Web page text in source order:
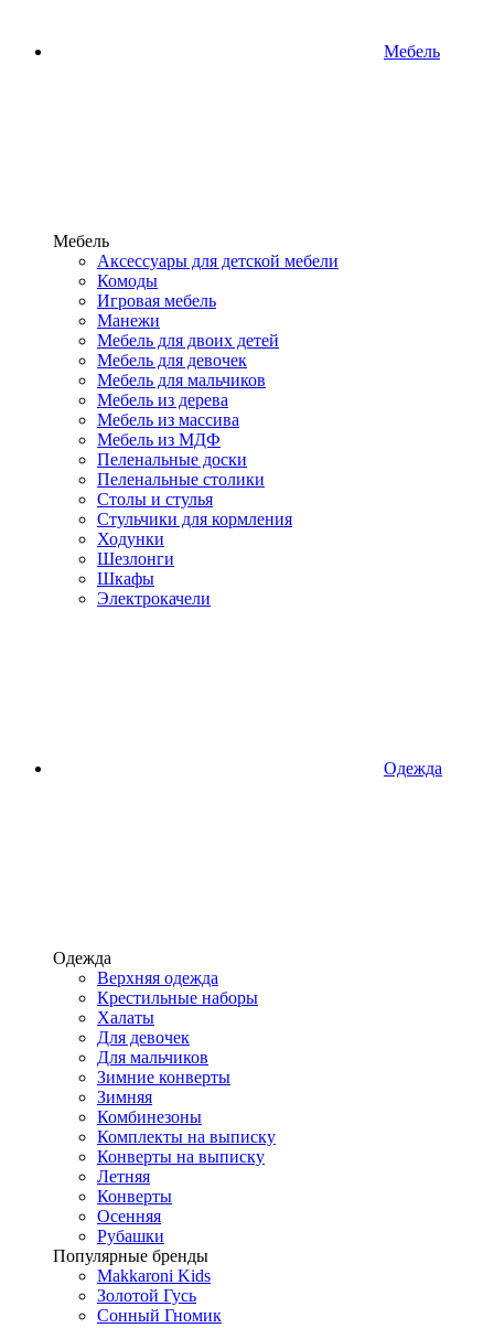
Мебель
Мебель
Аксессуары для детской мебели
Комоды
Игровая мебель
Манежи
Мебель для двоих детей
Мебель для девочек
Мебель для мальчиков
Мебель из дерева
Мебель из массива
Мебель из МДФ
Пеленальные доски
Пеленальные столики
Столы и стулья
Стульчики для кормления
Ходунки
Шезлонги
Шкафы
Электрокачели
Одежда
Одежда
Верхняя одежда
Крестильные наборы
Халаты
Для девочек
Для мальчиков
Зимние конверты
Зимняя
Комбинезоны
Комплекты на выписку
Конверты на выписку
Летняя
Конверты
Осенняя
Рубашки
Популярные бренды
Makkaroni Kids
Золотой Гусь
Сонный Гномик